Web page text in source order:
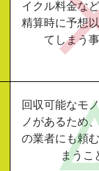
イクル料金な
精算時に予想
てしまう
回収可能なモ
ノがあるため
の業者にも頼
まうこ